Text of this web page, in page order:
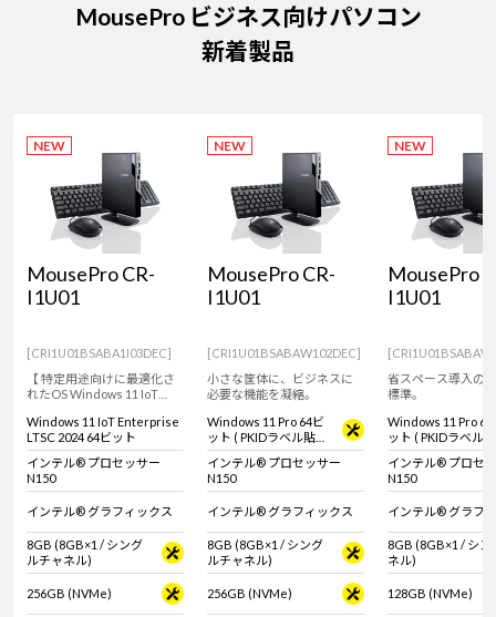
MousePro ビジネス向けパソコン
新着製品
NEW
MousePro CR-
I1U01
[CRI1U01BSABA1I03DEC]
【 特定用途向けに最適化さ
れたOS Windows 11 IoT
とは異なります。 ※詳しく
は商品説明欄、Windows
IoT Enterprise特設ページを
ご覧ください】コンパクト
デスクトップパソコン！
Windows 11 IoT Enterprise
LTSC 2024 64ビット
インテル® プロセッサー
N150
インテル® グラフィックス
8GB (8GB×1 / シング
ルチャネル)
256GB (NVMe)
NEW
MousePro CR-
I1U01
[CRI1U01BSABAW102DEC]
小さな筐体に、ビジネスに
必要な機能を凝縮。
Windows 11 Pro 64ビ
ット ( PKIDラベル貼付
対応 )
インテル® プロセッサー
N150
インテル® グラフィックス
8GB (8GB×1 / シング
ルチャネル)
256GB (NVMe)
NEW
MousePro
I1U01
省スペース導入の
標準。
Windows 11 Pro 64
ット ( PKIDラベル
対応 )
インテル® プロセ
N150
インテル® グラフ
8GB (8GB×1 / シン
ネル)
128GB (NVMe)